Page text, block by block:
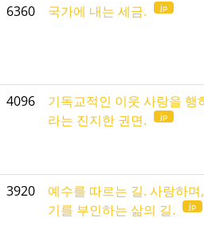
6360 국가에 내는 세금. jp
4096
기독교적인 이웃 사랑을 행
라는 진지한 권면.
jp
3920
예수를 따르는 길. 사랑하며
기를 부인하는 삶의 길.
jp